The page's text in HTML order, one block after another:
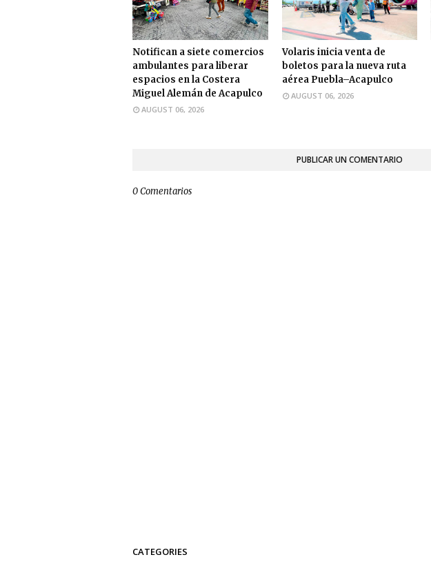
Notifican a siete comercios
ambulantes para liberar
espacios en la Costera
Miguel Alemán de Acapulco
AUGUST 06, 2026
Volaris inicia venta de
boletos para la nueva ruta
aérea Puebla–Acapulco
AUGUST 06, 2026
PUBLICAR UN COMENTARIO
0 Comentarios
CATEGORIES